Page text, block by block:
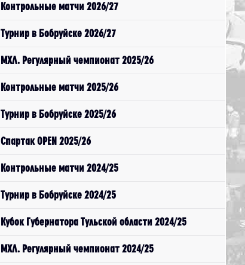
Контрольные матчи 2026/27
Турнир в Бобруйске 2026/27
МХЛ. Регулярный чемпионат 2025/26
Контрольные матчи 2025/26
Турнир в Бобруйске 2025/26
Спартак OPEN 2025/26
Контрольные матчи 2024/25
Турнир в Бобруйске 2024/25
Кубок Губернатора Тульской области 2024/25
МХЛ. Регулярный чемпионат 2024/25